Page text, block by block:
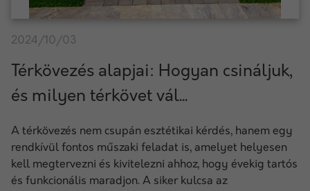
2024/10/03
Térkövezés alapjai: Hogyan csináljuk,
és milyen térkövet vál...
A térkövezés nem csupán esztétikai kérdés, hanem egy
rendkívül fontos műszaki feladat is, amelyet helyesen
kell megtervezni és kivitelezni ahhoz, hogy évekig tartós
és funkcionális maradjon. A siker kulcsa az